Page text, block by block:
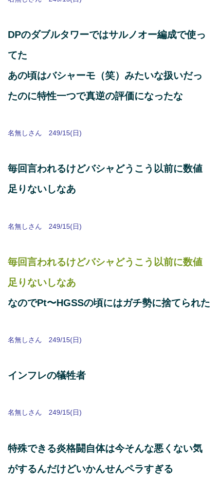
DPのダブルタワーではサルノオー編成で使っ
てた
あの頃はバシャーモ（笑）みたいな扱いだっ
たのに特性一つで真逆の評価になったな
名無しさん 249/15(日)
毎回言われるけどバシャどうこう以前に数値
足りないしなあ
名無しさん 249/15(日)
毎回言われるけどバシャどうこう以前に数値
足りないしなあ
なのでPt〜HGSSの頃にはガチ勢に捨てられた
名無しさん 249/15(日)
インフレの犠牲者
名無しさん 249/15(日)
特殊できる炎格闘自体は今そんな悪くない気
がするんだけどいかんせんペラすぎる